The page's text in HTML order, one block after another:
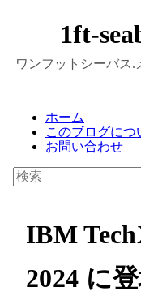
1ft-
ワンフットシーバス.
ホーム
このブログにつ
お問い合わせ
IBM
2024 に